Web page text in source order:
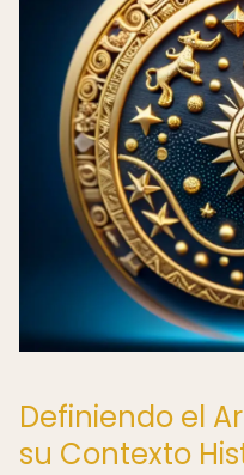
Definiendo el
su Contexto